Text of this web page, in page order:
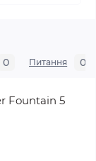
0 Питання 0
Fountain 5